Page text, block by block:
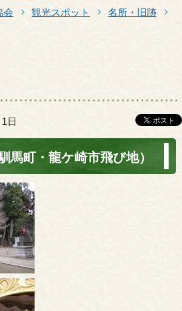
会
観光スポット
名所・旧跡
日
馴馬町・龍ケ崎市飛び地）